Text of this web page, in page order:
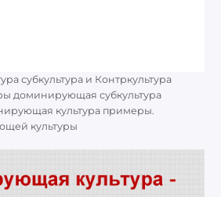
субкультура и Контркультура
доминирующая субкультура
культура примеры.
культуры